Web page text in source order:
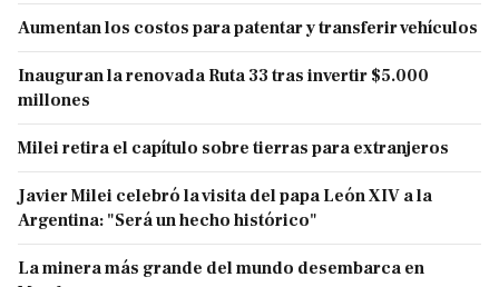
Aumentan los costos para patentar y transferir vehículos
Inauguran la renovada Ruta 33 tras invertir $5.000
millones
Milei retira el capítulo sobre tierras para extranjeros
Javier Milei celebró la visita del papa León XIV a la
Argentina: "Será un hecho histórico"
La minera más grande del mundo desembarca en